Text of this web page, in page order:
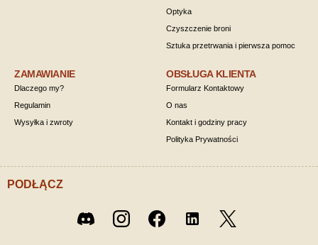
Optyka
Czyszczenie broni
Sztuka przetrwania i pierwsza pomoc
ZAMAWIANIE
Dlaczego my?
Regulamin
Wysyłka i zwroty
OBSŁUGA KLIENTA
Formularz Kontaktowy
O nas
Kontakt i godziny pracy
Polityka Prywatności
PODŁĄCZ
Discord Instagram Facebook LinkedIn